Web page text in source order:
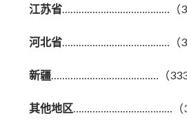
江苏省…………………………………（
河北省…………………………………（
新疆…………………………………（333
其他地区………………………………（